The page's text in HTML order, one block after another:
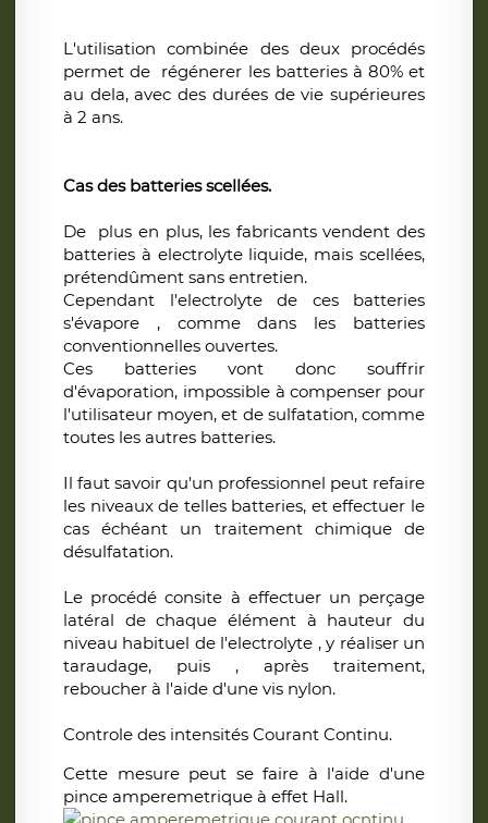
L'utilisation combinée des deux procédés
permet de régénerer les batteries à 80% et
au dela, avec des durées de vie supérieures
à 2 ans.
Cas des batteries scellées.
De
plus en plus, les fabricants vendent des
batteries à electrolyte liquide, mais scellées,
prétendûment sans entretien.
Cependant l'electrolyte de ces batteries
s'évapore , comme dans les batteries
conventionnelles ouvertes.
Ces batteries vont donc souffrir
d'évaporation, impossible à compenser pour
l'utilisateur moyen, et de sulfatation, comme
toutes les autres batteries.
Il faut savoir qu'un professionnel peut refaire
les niveaux de telles batteries, et effectuer le
cas échéant un traitement chimique de
désulfatation.
Le procédé consite à effectuer un perçage
latéral de chaque élément à hauteur du
niveau habituel de l'electrolyte , y réaliser un
taraudage, puis , après traitement,
reboucher à l'aide d'une vis nylon.
​Controle des intensités Courant Continu.
Cette mesure peut se faire à l'aide d'une
pince amperemetrique à effet Hall.